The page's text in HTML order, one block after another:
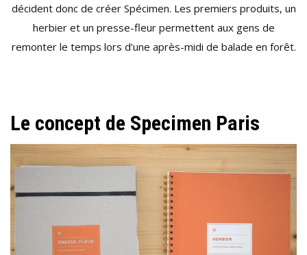
décident donc de créer Spécimen. Les premiers produits, un
herbier et un presse-fleur permettent aux gens de
remonter le temps lors d’une après-midi de balade en forêt.
Le concept de Specimen Paris